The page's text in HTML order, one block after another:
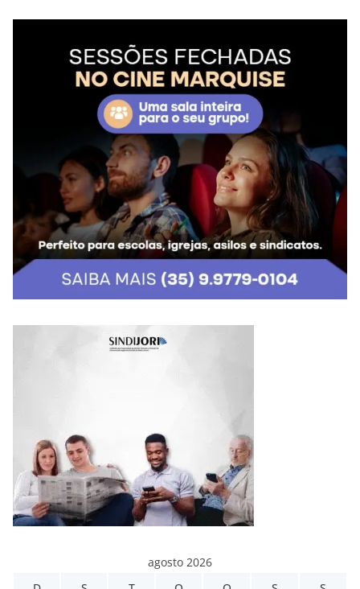
agosto 2026